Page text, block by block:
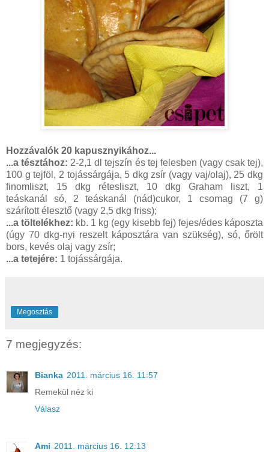
Hozzávalók 20 kapusznyikához...
...a tésztához: 2-2,1 dl tejszín és tej felesben (vagy csak tej),
100 g tejföl, 2 tojássárgája, 5 dkg zsír (vagy vaj/olaj), 25 dkg
finomliszt, 15 dkg rétesliszt, 10 dkg Graham liszt, 1
teáskanál só, 2 teáskanál (nád)cukor, 1 csomag (7 g)
szárított élesztő (vagy 2,5 dkg friss);
...a töltelékhez: kb. 1 kg (egy kisebb fej) fejes/édes káposzta
(úgy 70 dkg-nyi reszelt káposztára van szükség), só, őrölt
bors, kevés olaj vagy zsír;
...a tetejére: 1 tojássárgája.
Megosztás
7 megjegyzés:
Bianka 2011. március 16. 11:57
Remekül néz ki
Válasz
Ami 2011. március 16. 12:13